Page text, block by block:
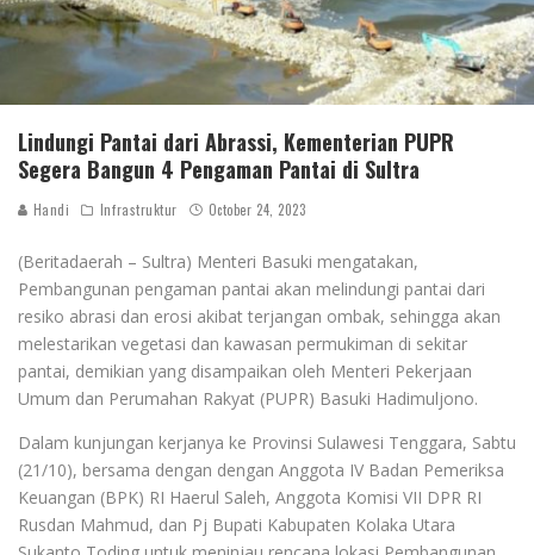
Lindungi Pantai dari Abrassi, Kementerian PUPR
Segera Bangun 4 Pengaman Pantai di Sultra
Handi Infrastruktur October 24, 2023
(Beritadaerah – Sultra) Menteri Basuki mengatakan,
Pembangunan pengaman pantai akan melindungi pantai dari
resiko abrasi dan erosi akibat terjangan ombak, sehingga akan
melestarikan vegetasi dan kawasan permukiman di sekitar
pantai, demikian yang disampaikan oleh Menteri Pekerjaan
Umum dan Perumahan Rakyat (PUPR) Basuki Hadimuljono.
Dalam kunjungan kerjanya ke Provinsi Sulawesi Tenggara, Sabtu
(21/10), bersama dengan dengan Anggota IV Badan Pemeriksa
Keuangan (BPK) RI Haerul Saleh, Anggota Komisi VII DPR RI
Rusdan Mahmud, dan Pj Bupati Kabupaten Kolaka Utara